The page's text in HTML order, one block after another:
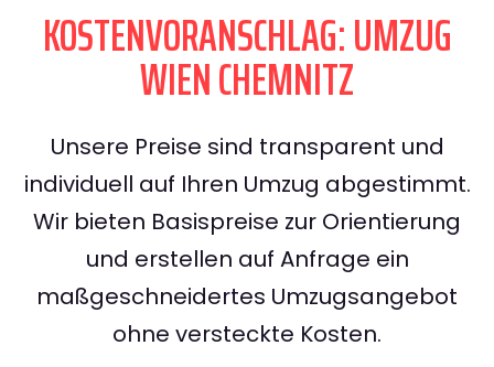
KOSTENVORANSCHLAG: UMZUG
WIEN CHEMNITZ
Unsere Preise sind transparent und
individuell auf Ihren Umzug abgestimmt.
Wir bieten Basispreise zur Orientierung
und erstellen auf Anfrage ein
maßgeschneidertes Umzugsangebot
ohne versteckte Kosten.